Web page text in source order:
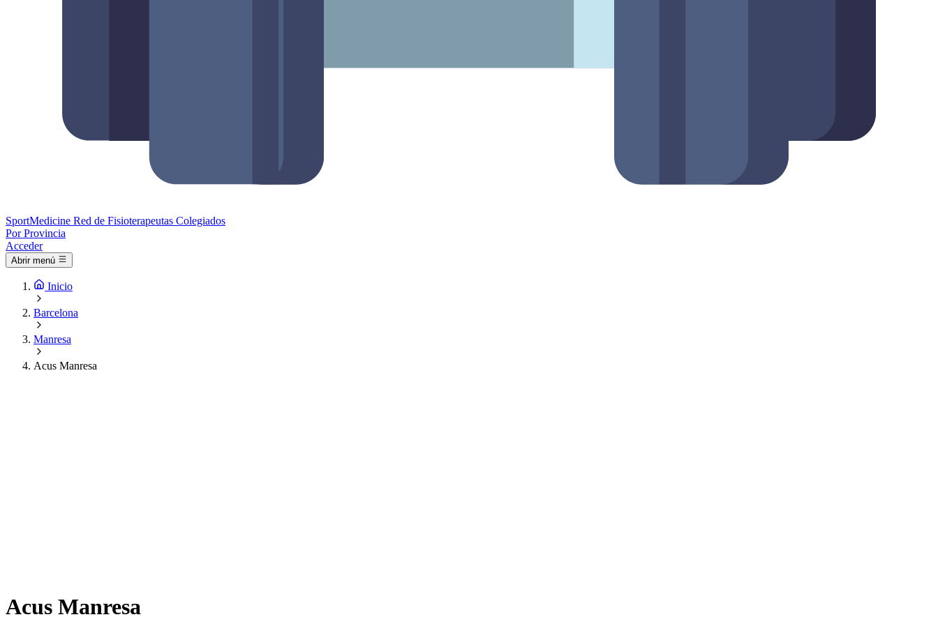
SportMedicine Red de Fisioterapeutas Colegiados
Por Provincia
Acceder
Abrir menú
Inicio
Barcelona
Manresa
Acus Manresa
Acus Manresa